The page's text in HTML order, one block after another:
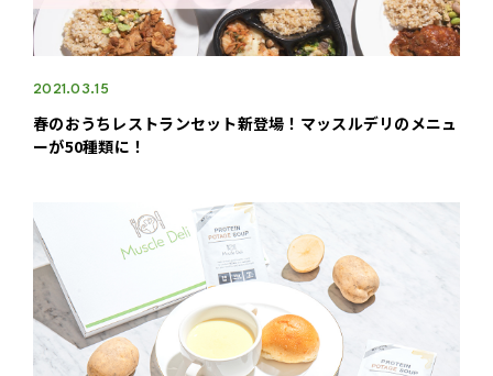
2021.03.15
春のおうちレストランセット新登場！マッスルデリのメニュ
ーが50種類に！